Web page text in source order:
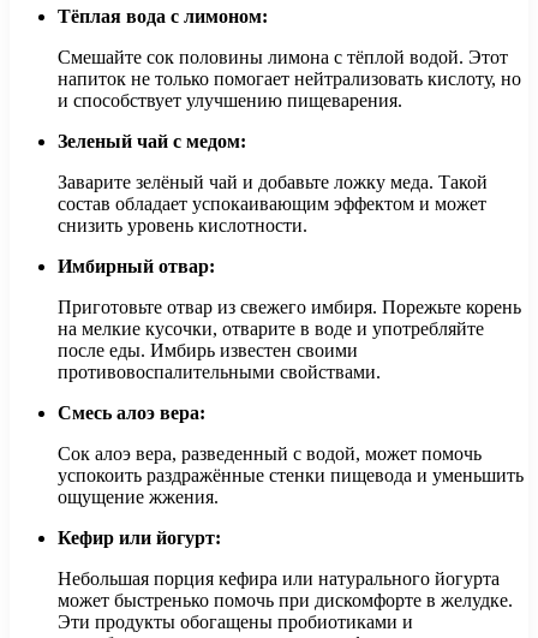
Тёплая вода с лимоном:
Смешайте сок половины лимона с тёплой водой. Этот
напиток не только помогает нейтрализовать кислоту, но
и способствует улучшению пищеварения.
Зеленый чай с медом:
Заварите зелёный чай и добавьте ложку меда. Такой
состав обладает успокаивающим эффектом и может
снизить уровень кислотности.
Имбирный отвар:
Приготовьте отвар из свежего имбиря. Порежьте корень
на мелкие кусочки, отварите в воде и употребляйте
после еды. Имбирь известен своими
противовоспалительными свойствами.
Смесь алоэ вера:
Сок алоэ вера, разведенный с водой, может помочь
успокоить раздражённые стенки пищевода и уменьшить
ощущение жжения.
Кефир или йогурт:
Небольшая порция кефира или натурального йогурта
может быстренько помочь при дискомфорте в желудке.
Эти продукты обогащены пробиотиками и